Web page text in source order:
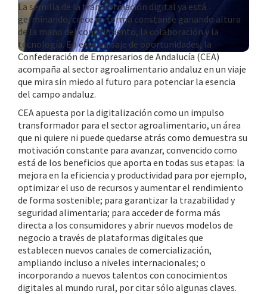
La semilla de la transformación digital ya está
germinando, crece de forma constante ganando altura
de la mano del conocimiento, la colaboración y la
tecnología. En este paisaje de oportunidades, la
Confederación de Empresarios de Andalucía (CEA)
acompaña al sector agroalimentario andaluz en un viaje
que mira sin miedo al futuro para potenciar la esencia
del campo andaluz.
CEA apuesta por la digitalización como un impulso
transformador para el sector agroalimentario, un área
que ni quiere ni puede quedarse atrás como demuestra su
motivación constante para avanzar, convencido como
está de los beneficios que aporta en todas sus etapas: la
mejora en la eficiencia y productividad para por ejemplo,
optimizar el uso de recursos y aumentar el rendimiento
de forma sostenible; para garantizar la trazabilidad y
seguridad alimentaria; para acceder de forma más
directa a los consumidores y abrir nuevos modelos de
negocio a través de plataformas digitales que
establecen nuevos canales de comercialización,
ampliando incluso a niveles internacionales; o
incorporando a nuevos talentos con conocimientos
digitales al mundo rural, por citar sólo algunas claves.